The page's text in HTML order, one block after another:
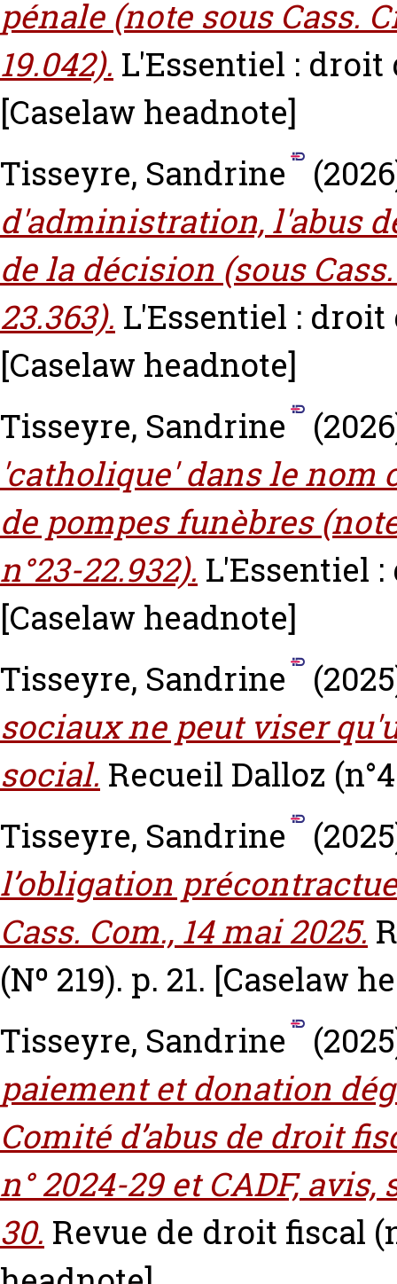
pénale (note sous Cass.
19.042). L'Essentiel : droit
[Caselaw headnote]
Tisseyre, Sandrine
d'administration, l'abus
de la décision (sous
23.363). L'Essentiel : droit
[Caselaw headnote]
Tisseyre, Sandrine
'catholique' dans le
de pompes funèbres
n°23-22.932). L'Essentiel :
[Caselaw headnote]
Tisseyre, Sandrine
sociaux ne peut viser
social. Recueil Dalloz
Tisseyre, Sandrine
l’obligation
Cass. Com., 14 mai 2025.
(Nº 219). p. 21. [Caselaw
Tisseyre, Sandrine
paiement et donation
Comité d’abus de droit
n° 2024-29 et CADF, avis,
30. Revue de droit fiscal